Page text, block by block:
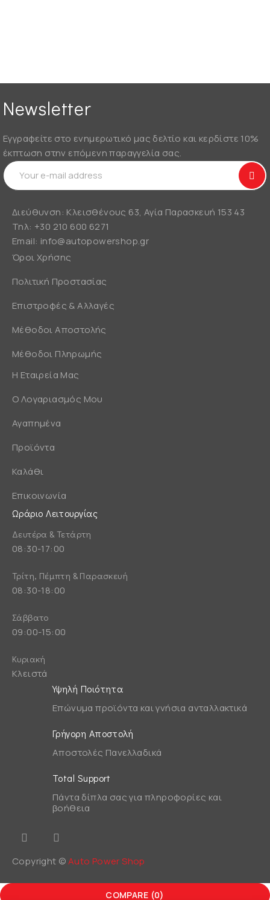
Newsletter
Εγγραφείτε στο ενημερωτικό μας δελτίο και κερδίστε 10%
έκπτωση στην επόμενη παραγγελία σας.
Διεύθυνση: Κλεισθένους 63, Αγία Παρασκευή 153 43
Τηλ: +30 210 600 6271
Email: info@autopowershop.gr
Όροι Χρήσης
Πολιτική Προστασίας
Επιστροφές & Αλλαγές
Μέθοδοι Αποστολής
Μέθοδοι Πληρωμής
Η Εταιρεία Μας
Ο Λογαριασμός Μου
Αγαπημένα
Προϊόντα
Καλάθι
Επικοινωνία
Ωράριο Λειτουργίας
Δευτέρα & Τετάρτη
08:30-17:00
Τρίτη, Πέμπτη & Παρασκευή
08:30-18:00
Σάββατο
09:00-15:00
Κυριακή
Κλειστά
Υψηλή Ποιότητα
Επώνυμα προϊόντα και γνήσια ανταλλακτικά
Γρήγορη Αποστολή
Αποστολές Πανελλαδικά
Total Support
Πάντα δίπλα σας για πληροφορίες και
βοήθεια
Copyright ©Auto Power Shop
COMPARE (0)